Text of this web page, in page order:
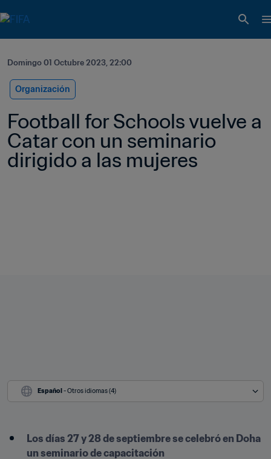
Domingo 01 Octubre 2023, 22:00
Organización
Football for Schools vuelve a
Catar con un seminario
dirigido a las mujeres
Español - Otros idiomas (4)
Los días 27 y 28 de septiembre se celebró en Doha
un seminario de capacitación